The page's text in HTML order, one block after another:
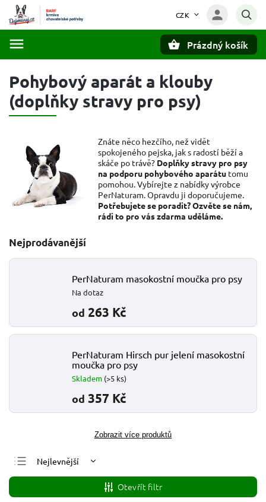
CZK
Prázdný košík
Pohybový aparát a klouby
(doplňky stravy pro psy)
Znáte něco hezčího, než vidět
spokojeného pejska, jak s radostí běží a
skáče po trávě? Doplňky stravy pro psy
na podporu pohybového aparátu tomu
pomohou. Vybírejte z nabídky výrobce
PerNaturam. Opravdu ji doporučujeme.
Potřebujete se poradit? Ozvěte se nám,
rádi to pro vás zdarma uděláme.
Nejprodávanější
PerNaturam masokostní moučka pro psy
Na dotaz
od 263 Kč
PerNaturam Hirsch pur jelení masokostní
moučka pro psy
Skladem (>5 ks)
od 357 Kč
Zobrazit více produktů
Nejlevnější
Nejdražší
Nejprodávanější
Otevřít filtr